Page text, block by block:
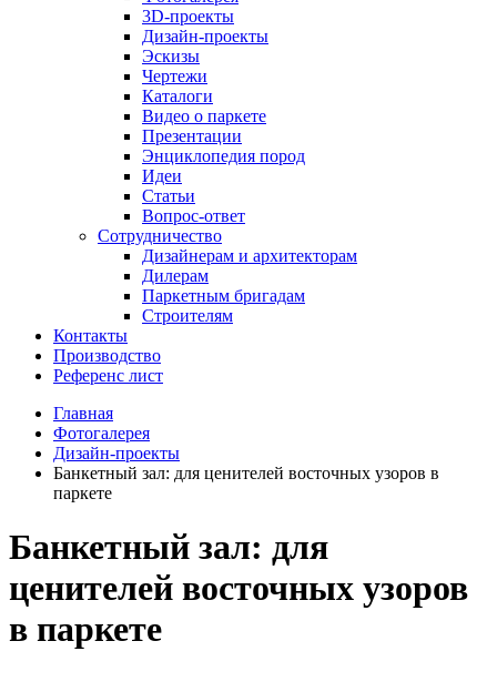
3D-проекты
Дизайн-проекты
Эскизы
Чертежи
Каталоги
Видео о паркете
Презентации
Энциклопедия пород
Идеи
Статьи
Вопрос-ответ
Сотрудничество
Дизайнерам и архитекторам
Дилерам
Паркетным бригадам
Строителям
Контакты
Производство
Референс лист
Главная
Фотогалерея
Дизайн-проекты
Банкетный зал: для ценителей восточных узоров в
паркете
Банкетный зал: для
ценителей восточных узоров
в паркете